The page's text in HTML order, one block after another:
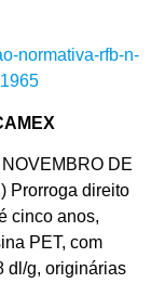
normativa-rfb-n-
DE
Prorroga direito
cinco anos,
PET, com
dl/g, originárias